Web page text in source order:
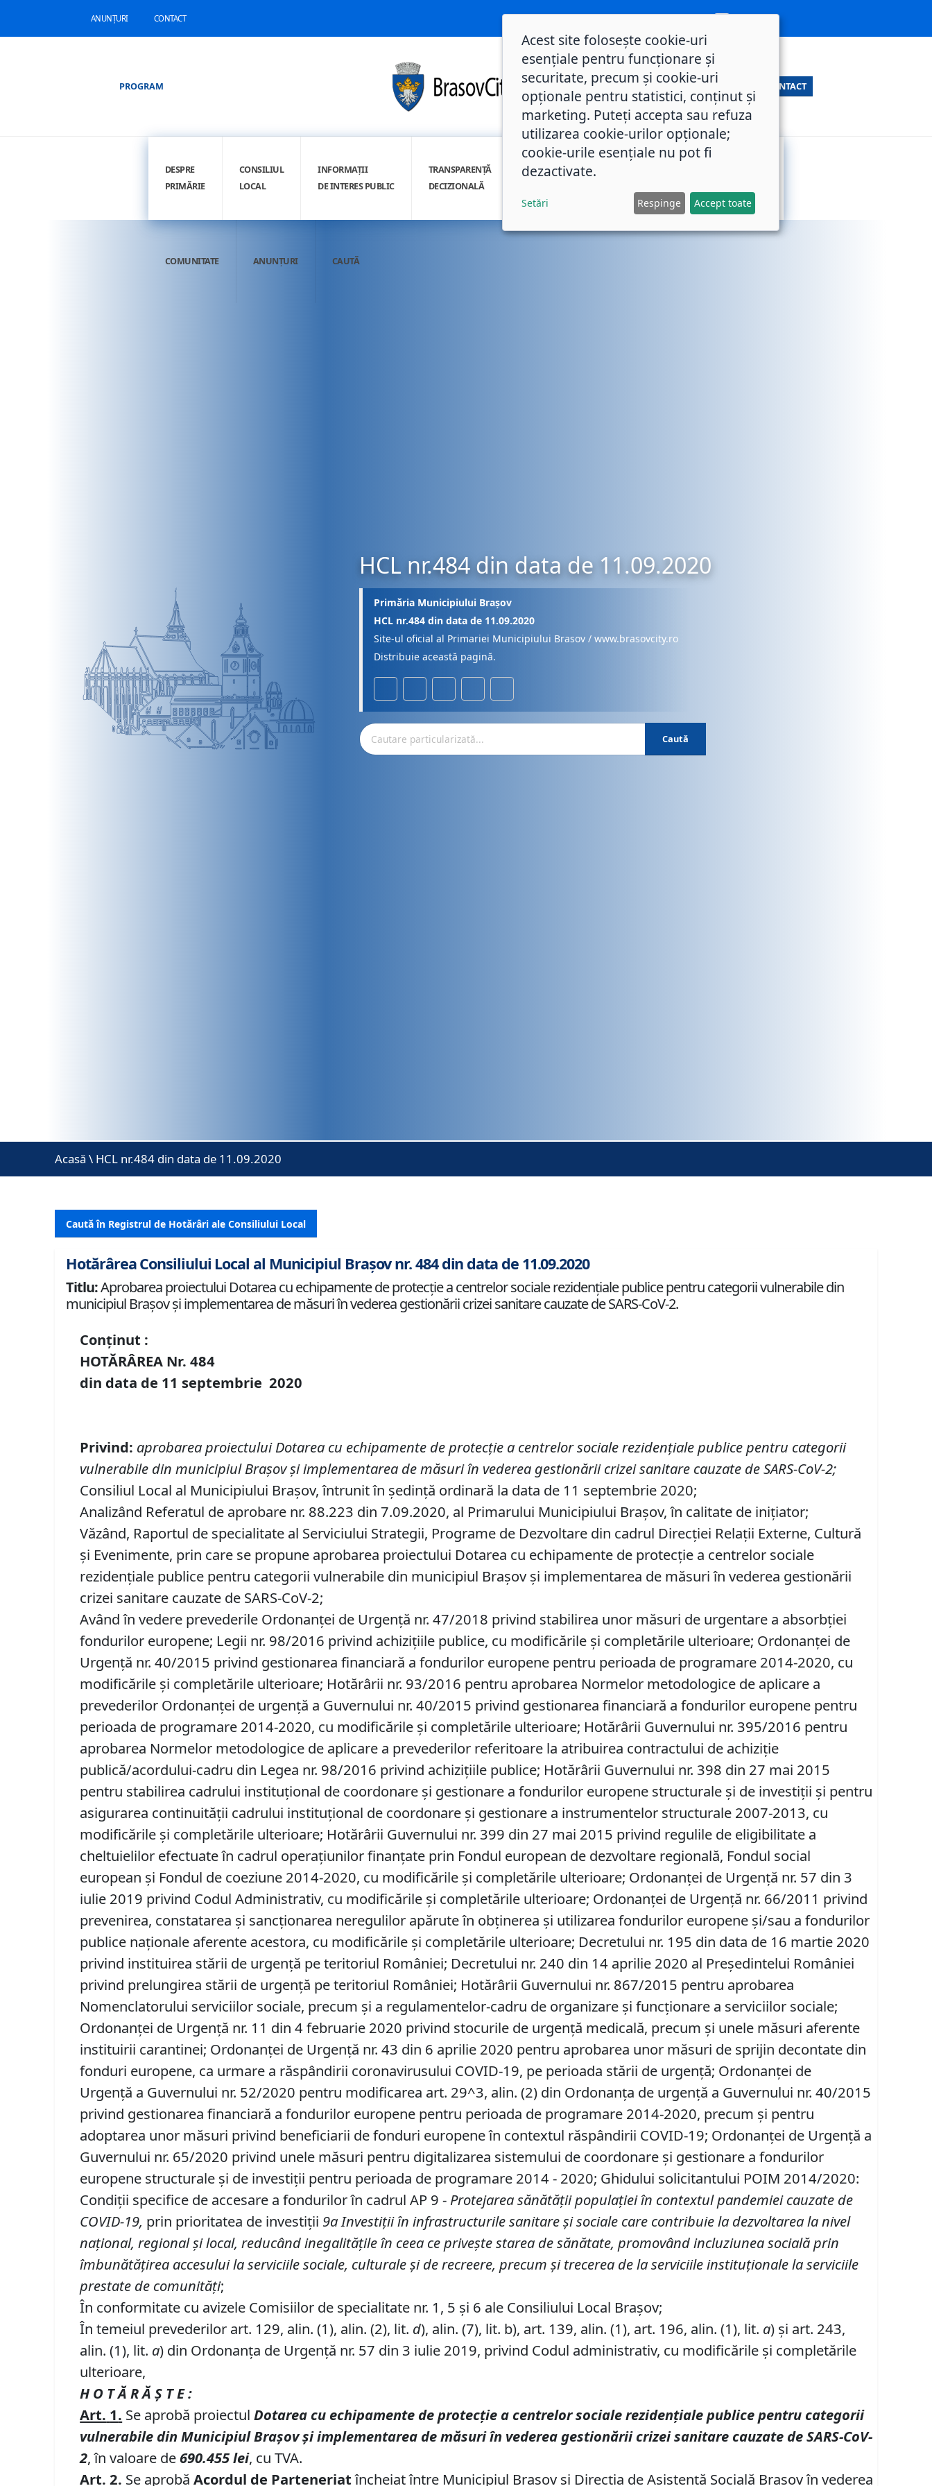
ANUNȚURI CONTACT
PROGRAM CONTACT
DESPRE
PRIMĂRIE
CONSILIUL
LOCAL
INFORMAȚII
DE INTERES PUBLIC
TRANSPARENȚĂ
DECIZIONALĂ
INTEGRITATE
COMUNITATE ANUNȚURI CAUTĂ
HCL nr.484 din data de 11.09.2020
Primăria Municipiului Brașov
HCL nr.484 din data de 11.09.2020
Site-ul oficial al Primariei Municipiului Brasov / www.brasovcity.ro
Distribuie această pagină.
Caută
Acasă \ HCL nr.484 din data de 11.09.2020
Caută în Registrul de Hotărâri ale Consiliului Local
Hotărârea Consiliului Local al Municipiul Brașov nr. 484 din data de 11.09.2020
Titlu:Aprobarea proiectului Dotarea cu echipamente de protecție a centrelor sociale rezidențiale publice pentru categorii vulnerabile din
municipiul Brașov și implementarea de măsuri în vederea gestionării crizei sanitare cauzate de SARS-CoV-2.
Conținut :
HOTĂRÂREA Nr.484
din data de 11 septembrie2020
Privind: aprobareaproiectuluiDotarea cu echipamente de protecție a centrelor sociale rezidențiale publice pentru categorii
vulnerabile din municipiul Brașov și implementarea de măsuri în vederea gestionării crizei sanitare cauzate de SARS-CoV-2;
Consiliul Local al Municipiului Brașov, întrunit în ședință ordinară la data de 11 septembrie 2020;
Analizând Referatul de aprobare nr. 88.223 din 7.09.2020, al Primarului Municipiului Braşov, în calitate de inițiator;
Văzând, Raportul de specialitate al Serviciului Strategii, Programe de Dezvoltare din cadrul Direcţiei Relaţii Externe, Cultură
şi Evenimente, prin care se propune aprobarea proiectului Dotarea cu echipamente de protecție a centrelor sociale
rezidențiale publice pentru categorii vulnerabile din municipiul Brașov și implementarea de măsuri în vederea gestionării
crizei sanitare cauzate de SARS-CoV-2;
Având în vedere prevederile Ordonanței de Urgență nr. 47/2018 privind stabilirea unor măsuri de urgentare a absorbției
fondurilor europene; Legii nr. 98/2016 privind achiziţiile publice, cu modificările și completările ulterioare; Ordonanței de
Urgență nr. 40/2015 privind gestionarea financiară a fondurilor europene pentru perioada de programare 2014-2020, cu
modificările și completările ulterioare; Hotărârii nr. 93/2016 pentru aprobarea Normelor metodologice de aplicare a
prevederilor Ordonanţei de urgenţă a Guvernului nr. 40/2015 privind gestionarea financiară a fondurilor europene pentru
perioada de programare 2014-2020, cu modificările și completările ulterioare; Hotărârii Guvernului nr. 395/2016 pentru
aprobarea Normelor metodologice de aplicare a prevederilor referitoare la atribuirea contractului de achiziție
publică/acordului-cadru din Legea nr. 98/2016 privind achizițiile publice; Hotărârii Guvernului nr. 398 din 27 mai 2015
pentru stabilirea cadrului instituțional de coordonare și gestionare a fondurilor europene structurale și de investiții și pentru
asigurarea continuității cadrului instituțional de coordonare și gestionare a instrumentelor structurale 2007-2013, cu
modificările și completările ulterioare; Hotărârii Guvernului nr. 399 din 27 mai 2015 privind regulile de eligibilitate a
cheltuielilor efectuate în cadrul operațiunilor finanțate prin Fondul european de dezvoltare regională, Fondul social
european și Fondul de coeziune 2014-2020, cu modificările și completările ulterioare; Ordonanței de Urgență nr. 57 din 3
iulie 2019 privind Codul Administrativ, cu modificările și completările ulterioare; Ordonanței de Urgență nr. 66/2011 privind
prevenirea, constatarea şi sancţionarea neregulilor apărute în obţinerea şi utilizarea fondurilor europene şi/sau a fondurilor
publice naţionale aferente acestora, cu modificările și completările ulterioare; Decretului nr. 195 din data de 16 martie 2020
privind instituirea stării de urgență pe teritoriul României; Decretului nr. 240 din 14 aprilie 2020 al Președintelui României
privind prelungirea stării de urgență pe teritoriul României; Hotărârii Guvernului nr. 867/2015 pentru aprobarea
Nomenclatorului serviciilor sociale, precum și a regulamentelor-cadru de organizare și funcționare a serviciilor sociale;
Ordonanței de Urgență nr. 11 din 4 februarie 2020 privind stocurile de urgenţă medicală, precum şi unele măsuri aferente
instituirii carantinei; Ordonanței de Urgență nr. 43 din 6 aprilie 2020 pentru aprobarea unor măsuri de sprijin decontate din
fonduri europene, ca urmare a răspândirii coronavirusului COVID-19, pe perioada stării de urgență; Ordonanței de
Urgență a Guvernului nr. 52/2020 pentru modificarea art. 29^3, alin. (2) din Ordonanţa de urgenţă a Guvernului nr. 40/2015
privind gestionarea financiară a fondurilor europene pentru perioada de programare 2014-2020, precum şi pentru
adoptarea unor măsuri privind beneficiarii de fonduri europene în contextul răspândirii COVID-19; Ordonanței de Urgență a
Guvernului nr. 65/2020 privind unele măsuri pentru digitalizarea sistemului de coordonare şi gestionare a fondurilor
europene structurale şi de investiţii pentru perioada de programare 2014 - 2020; Ghidului solicitantului POIM 2014/2020:
Condiții specifice de accesare a fondurilor în cadrul AP 9 - Protejarea sănătății populației în contextul pandemiei cauzate de
COVID-19, prin prioritatea de investiții 9a Investiții în infrastructurile sanitare și sociale care contribuie la dezvoltarea la nivel
național, regional și local, reducând inegalitățile în ceea ce privește starea de sănătate, promovând incluziunea socială prin
îmbunătățirea accesului la serviciile sociale, culturale și de recreere, precum și trecerea de la serviciile instituționale la serviciile
prestate de comunități;
În conformitate cu avizele Comisiilor de specialitate nr. 1, 5 și 6 ale Consiliului Local Brașov;
În temeiul prevederilor art. 129, alin. (1), alin. (2), lit. d), alin. (7), lit. b), art. 139, alin. (1), art. 196, alin. (1), lit. a) și art. 243,
alin. (1), lit. a) din Ordonanța de Urgență nr. 57 din 3 iulie 2019, privind Codul administrativ, cu modificările și completările
ulterioare,
H O T Ă R Ă Ş T E :
Art. 1. Se aprobă proiectulDotarea cu echipamente de protecție a centrelor sociale rezidențiale publice pentru categorii
vulnerabile dinMunicipiul Brașov și implementarea de măsuri în vederea gestionării crizei sanitare cauzate de SARS-CoV-
2, în valoare de690.455 lei, cu TVA.
Art. 2. Se aprobăAcordul de Parteneriatîncheiat între Municipiul Brașov și Direcția de Asistență Socială Brașov în vederea
Acest site folosește cookie-uri
esențiale pentru funcționare și
securitate, precum și cookie-uri
opționale pentru statistici, conținut și
marketing. Puteți accepta sau refuza
utilizarea cookie-urilor opționale;
cookie-urile esențiale nu pot fi
dezactivate.
Setări Respinge Accept toate